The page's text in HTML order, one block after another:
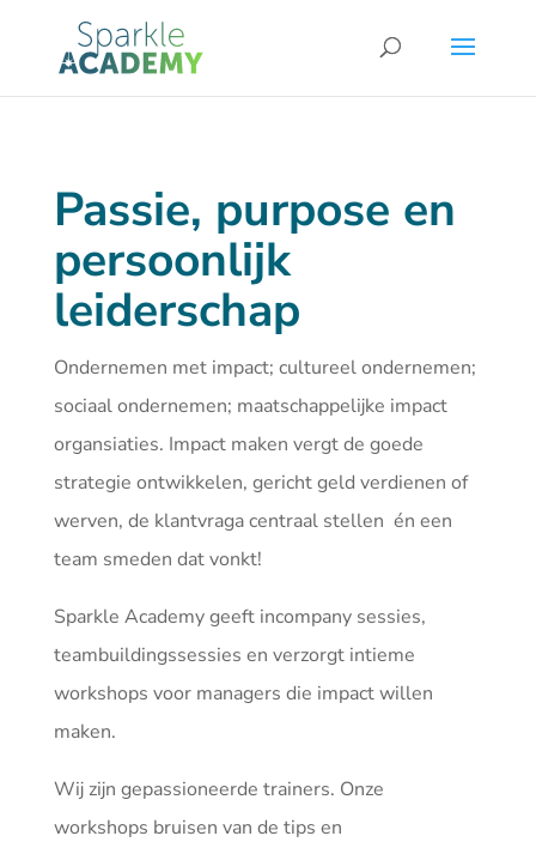
Passie, purpose en
persoonlijk
leiderschap
Ondernemen met impact; cultureel ondernemen;
sociaal ondernemen; maatschappelijke impact
organsiaties. Impact maken vergt de goede
strategie ontwikkelen, gericht geld verdienen of
werven, de klantvraga centraal stellen én een
team smeden dat vonkt!
Sparkle Academy geeft incompany sessies,
teambuildingssessies en verzorgt intieme
workshops voor managers die impact willen
maken.
Wij zijn gepassioneerde trainers. Onze
workshops bruisen van de tips en